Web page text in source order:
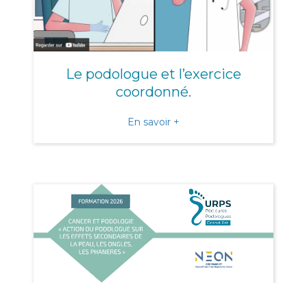
Le podologue et l’exercice
coordonné.
En savoir +